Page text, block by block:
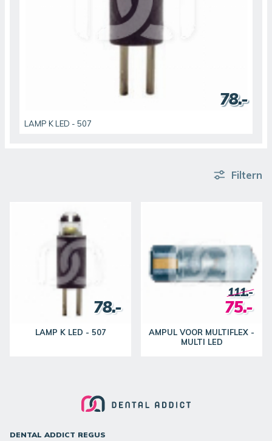
LAMP K LED - 507
78.-
Filtern
LAMP K LED - 507
78.-
AMPUL VOOR MULTIFLEX -
MULTI LED
111.-
75.-
DENTAL ADDICT REGUS